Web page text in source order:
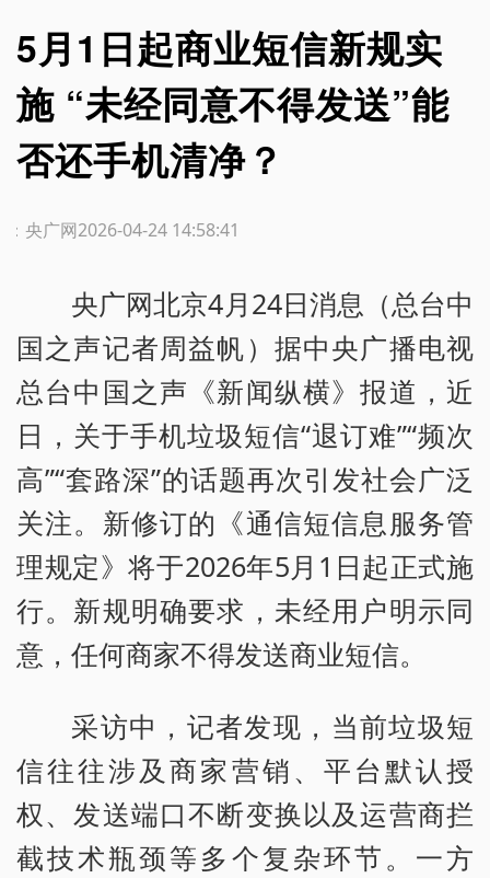
5月1日起商业短信新规实
施 “未经同意不得发送”能
否还手机清净？
2026-04-24 14:58:41
：央广网
央广网北京4月24日消息（总台中
国之声记者周益帆）据中央广播电视
总台中国之声《新闻纵横》报道，近
日，关于手机垃圾短信“退订难”“频次
高”“套路深”的话题再次引发社会广泛
关注。新修订的《通信短信息服务管
理规定》将于2026年5月1日起正式施
行。新规明确要求，未经用户明示同
意，任何商家不得发送商业短信。
采访中，记者发现，当前垃圾短
信往往涉及商家营销、平台默认授
权、发送端口不断变换以及运营商拦
截技术瓶颈等多个复杂环节。一方